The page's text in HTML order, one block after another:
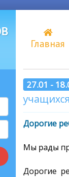
Главная
27.01 -
Дорогие
Мы рады
Дорогие